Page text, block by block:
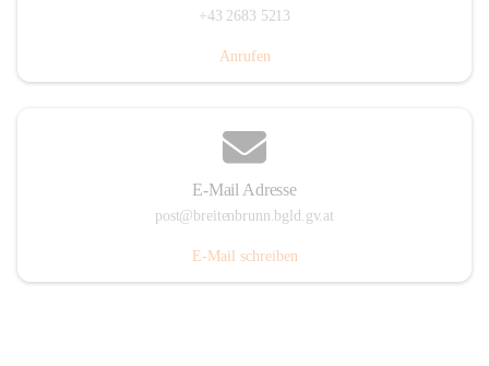
+43 2683 5213
Anrufen
E-Mail Adresse
post@breitenbrunn.bgld.gv.at
E-Mail schreiben